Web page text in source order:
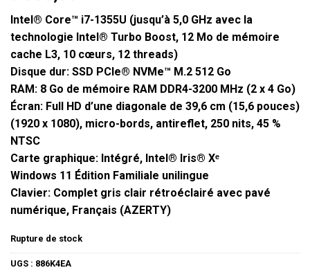
Intel® Core™ i7-1355U (jusqu’à 5,0 GHz avec la
technologie Intel® Turbo Boost, 12 Mo de mémoire
cache L3, 10 cœurs, 12 threads)
Disque dur: SSD PCIe® NVMe™ M.2 512 Go
RAM: 8 Go de mémoire RAM DDR4-3200 MHz (2 x 4 Go)
Écran: Full HD d’une diagonale de 39,6 cm (15,6 pouces)
(1920 x 1080), micro-bords, antireflet, 250 nits, 45 %
NTSC
Carte graphique: Intégré, Intel® Iris® Xᵉ
Windows 11 Édition Familiale unilingue
Clavier: Complet gris clair rétroéclairé avec pavé
numérique, Français (AZERTY)
Rupture de stock
UGS : 886K4EA